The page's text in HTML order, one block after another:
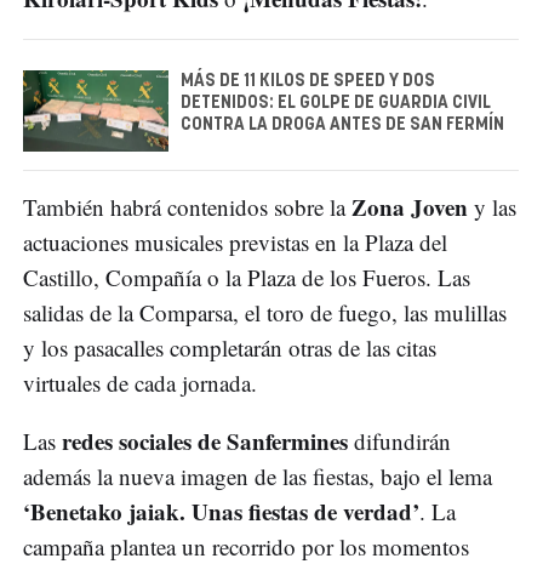
MÁS DE 11 KILOS DE SPEED Y DOS
DETENIDOS: EL GOLPE DE GUARDIA CIVIL
CONTRA LA DROGA ANTES DE SAN FERMÍN
También habrá contenidos sobre laZona Joven y las
actuaciones musicales previstas en la Plaza del
Castillo, Compañía o la Plaza de los Fueros. Las
salidas de la Comparsa, el toro de fuego, las mulillas
y los pasacalles completarán otras de las citas
virtuales de cada jornada.
Las redes sociales de Sanfermines difundirán
además la nueva imagen de las fiestas, bajo el lema
‘Benetako jaiak. Unas fiestas de verdad’. La
campaña plantea un recorrido por los momentos